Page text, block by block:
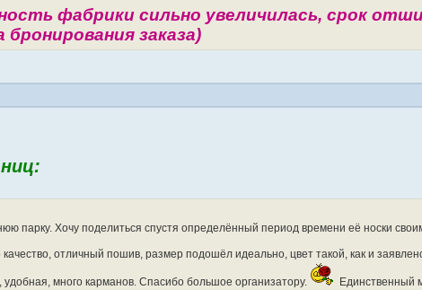
фабрики сильно увеличилась, срок
заказа)
парку. Хочу поделиться спустя определённый период времени её носки
отличный пошив, размер подошёл идеально, цвет такой, как и
удобная, много карманов. Спасибо большое организатору. Единственный